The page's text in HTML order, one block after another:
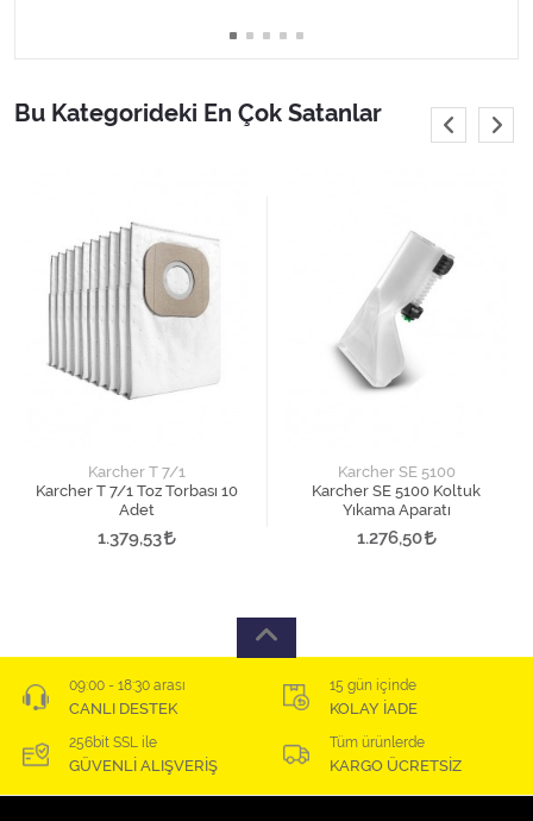
Bu Kategorideki En Çok Satanlar
Karcher T 7/1
Karcher T 7/1 Toz Torbası 10
Adet
1.379,53
Karcher SE 5100
Karcher SE 5100 Koltuk
Yıkama Aparatı
1.276,50
09:00 - 18:30 arası
CANLI DESTEK
15 gün içinde
KOLAY İADE
256bit SSL ile
GÜVENLİ ALIŞVERİŞ
Tüm ürünlerde
KARGO ÜCRETSİZ